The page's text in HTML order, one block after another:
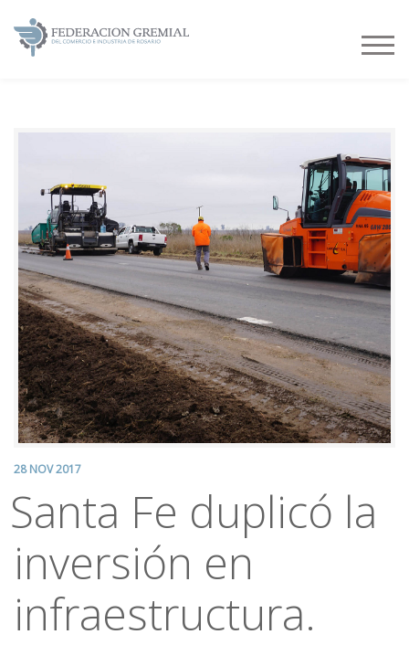
28 NOV 2017
Santa Fe duplicó la
inversión en
infraestructura.